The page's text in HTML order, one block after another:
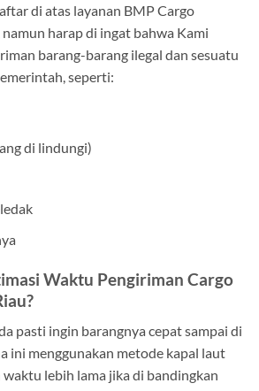
di atas layanan BMP Cargo
harap di ingat bahwa Kami
barang-barang ilegal dan sesuatu
seperti:
di lindungi)
Waktu Pengiriman Cargo
pasti ingin barangnya cepat sampai di
ini menggunakan metode kapal laut
lebih lama jika di bandingkan